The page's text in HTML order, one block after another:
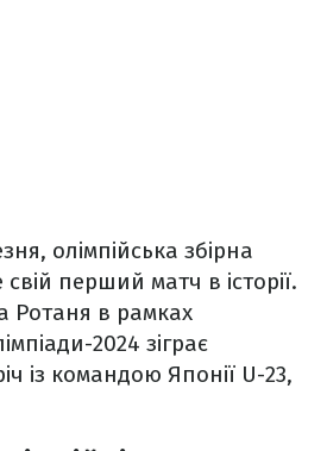
олімпійська збірна
перший матч в історії.
Ротаня в рамках
2024 зіграє
із командою Японії U-23,